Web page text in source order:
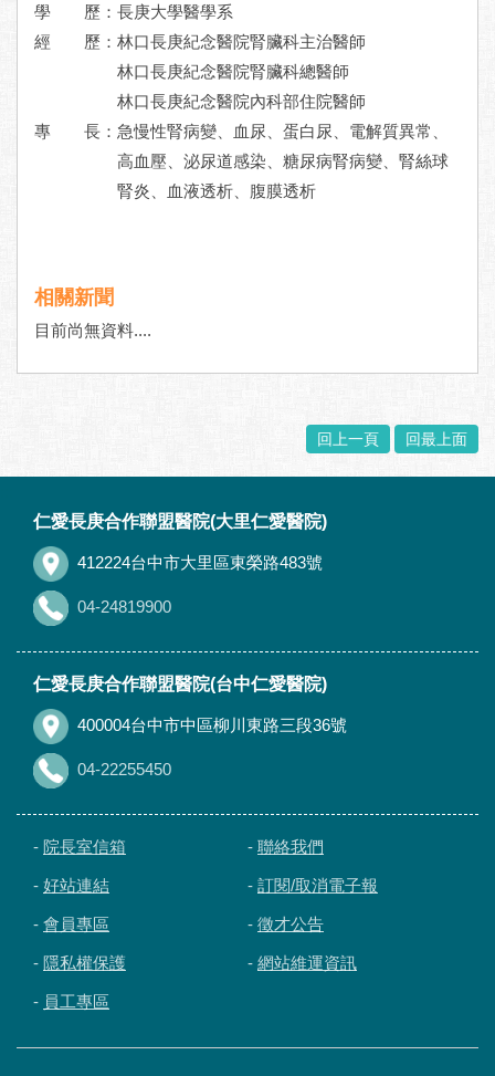
學 歷： 長庚大學醫學系
經 歷： 林口長庚紀念醫院腎臟科主治醫師
林口長庚紀念醫院腎臟科總醫師
林口長庚紀念醫院內科部住院醫師
專 長： 急慢性腎病變、血尿、蛋白尿、電解質異常、
高血壓、泌尿道感染、糖尿病腎病變、腎絲球
腎炎、血液透析、腹膜透析
相關新聞
目前尚無資料....
回上一頁 回最上面
仁愛長庚合作聯盟醫院(大里仁愛醫院)
412224台中市大里區東榮路483號
04-24819900
仁愛長庚合作聯盟醫院(台中仁愛醫院)
400004台中市中區柳川東路三段36號
04-22255450
- 院長室信箱 - 聯絡我們
- 好站連結 - 訂閱/取消電子報
- 會員專區 - 徵才公告
- 隱私權保護 - 網站維運資訊
- 員工專區